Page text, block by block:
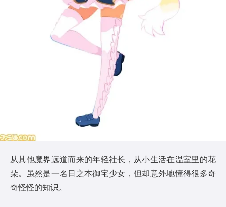
从其他魔界远道而来的年轻社长，从小生活在温室里的花
朵。虽然是一名日之本御宅少女，但却意外地懂得很多奇
奇怪怪的知识。